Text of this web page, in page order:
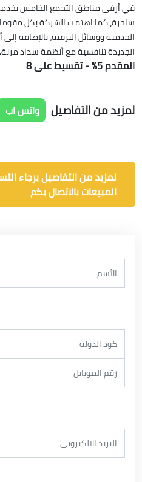
في أرقى مناطق التجمع الخامس
ساحرة، كما اهتمت الشركة بكل
الخدمية ووسائل الترفيه، بالإضافة
الجديدة تنافسية مع أنظمة سداد مرنة.
المقدم 5% - تقسيط على 8
لمزيد من التفاصيل واتس اب
لمزيد من التفاصيل برجاء
المبيعات بالاتصال بكم